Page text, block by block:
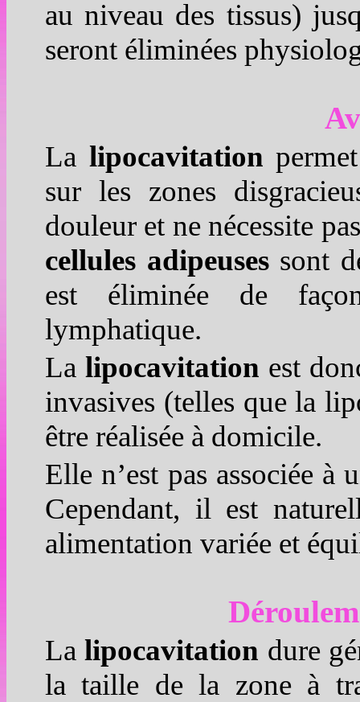
au niveau des tissus)
seront éliminées
La lipocavitation
sur les zones
douleur et ne nécessite
cellules adipeusessont
est éliminée de
lymphatique.
Lalipocavitation est
invasives (telles que la
être réalisée à domicile.
Elle n’est pas associée
Cependant, il est
alimentation variée et
Lalipocavitation dure
la taille de la zone à